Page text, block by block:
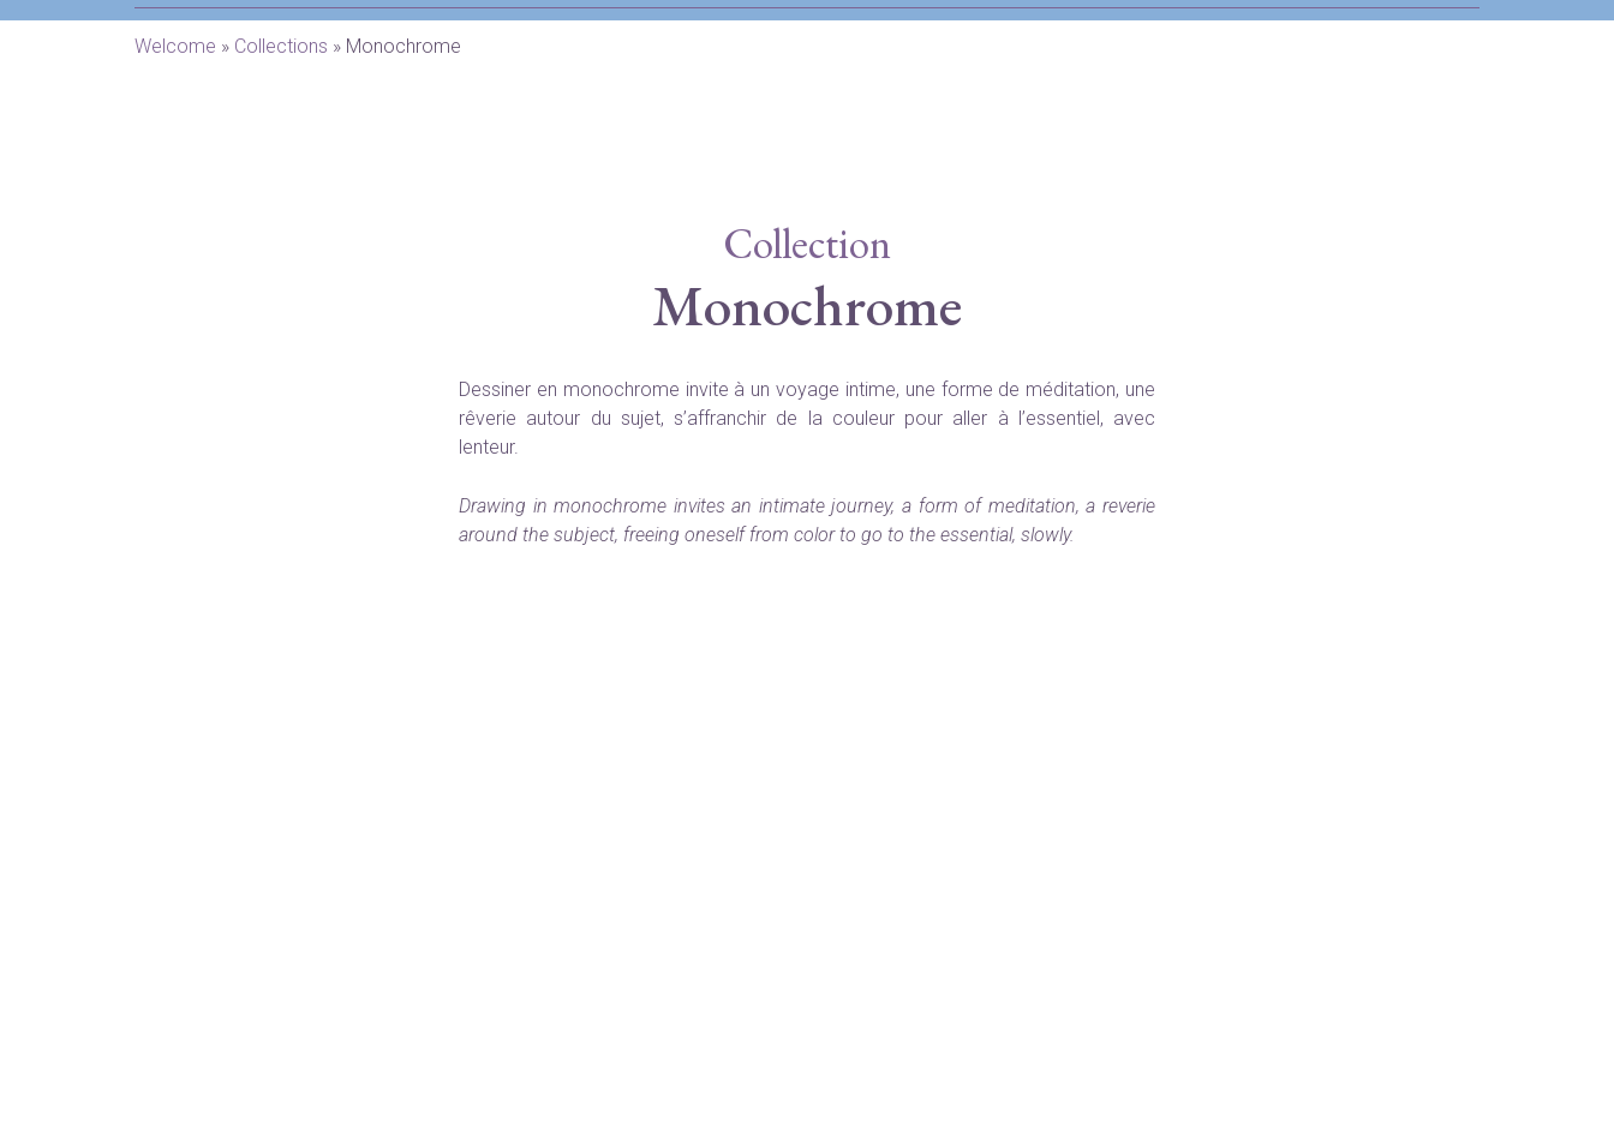
Welcome » Collections » Monochrome
Collection
Monochrome
Dessiner en monochrome invite à un voyage intime, une forme de méditation, une
rêverie autour du sujet, s’affranchir de la couleur pour aller à l’essentiel, avec
lenteur.
Drawing in monochrome invites an intimate journey, a form of meditation, a reverie
around the subject, freeing oneself from color to go to the essential, slowly.